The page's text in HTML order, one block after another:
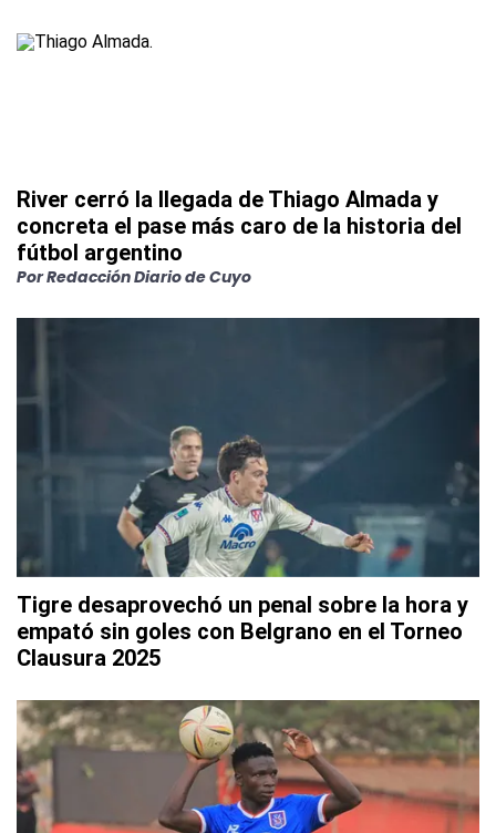
River cerró la llegada de Thiago Almada y
concreta el pase más caro de la historia del
fútbol argentino
PorRedacción Diario de Cuyo
Tigre desaprovechó un penal sobre la hora y
empató sin goles con Belgrano en el Torneo
Clausura 2025